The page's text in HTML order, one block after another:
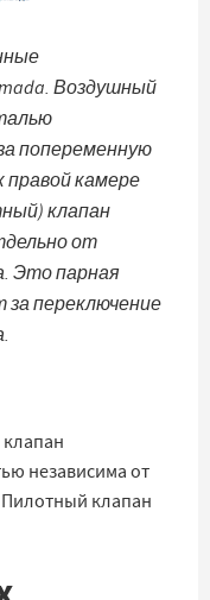
Воздушный
попеременную
правой камере
клапан
от
Это парная
переключение
независима от
клапан